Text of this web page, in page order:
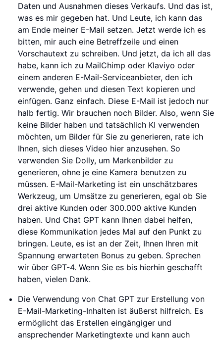
Daten und Ausnahmen dieses Verkaufs. Und das ist,
was es mir gegeben hat. Und Leute, ich kann das
am Ende meiner E-Mail setzen. Jetzt werde ich es
bitten, mir auch eine Betreffzeile und einen
Vorschautext zu schreiben. Und jetzt, da ich all das
habe, kann ich zu MailChimp oder Klaviyo oder
einem anderen E-Mail-Serviceanbieter, den ich
verwende, gehen und diesen Text kopieren und
einfügen. Ganz einfach. Diese E-Mail ist jedoch nur
halb fertig. Wir brauchen noch Bilder. Also, wenn Sie
keine Bilder haben und tatsächlich KI verwenden
möchten, um Bilder für Sie zu generieren, rate ich
Ihnen, sich dieses Video hier anzusehen. So
verwenden Sie Dolly, um Markenbilder zu
generieren, ohne je eine Kamera benutzen zu
müssen. E-Mail-Marketing ist ein unschätzbares
Werkzeug, um Umsätze zu generieren, egal ob Sie
drei aktive Kunden oder 300.000 aktive Kunden
haben. Und Chat GPT kann Ihnen dabei helfen,
diese Kommunikation jedes Mal auf den Punkt zu
bringen. Leute, es ist an der Zeit, Ihnen Ihren mit
Spannung erwarteten Bonus zu geben. Sprechen
wir über GPT-4. Wenn Sie es bis hierhin geschafft
haben, vielen Dank.
Die Verwendung von Chat GPT zur Erstellung von
E-Mail-Marketing-Inhalten ist äußerst hilfreich. Es
ermöglicht das Erstellen eingängiger und
ansprechender Marketingtexte und kann auch